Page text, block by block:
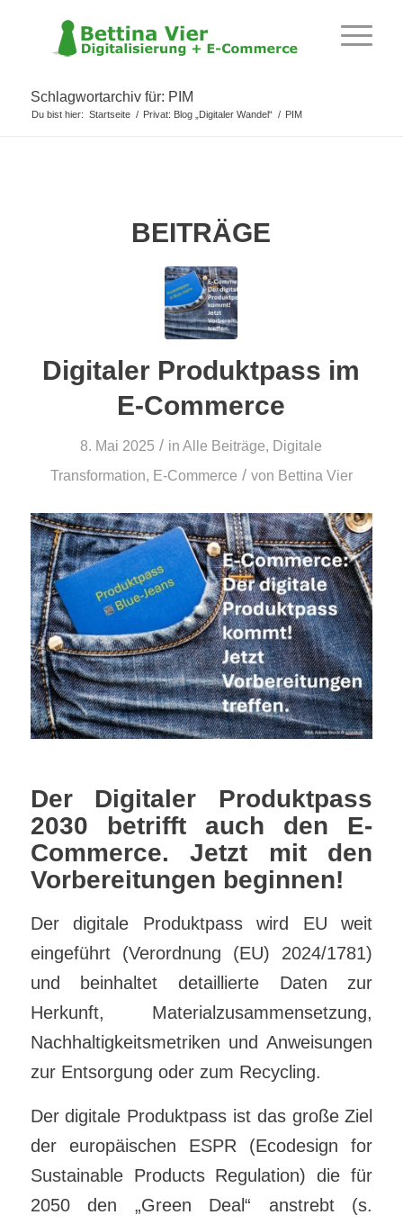
Schlagwortarchiv für: PIM
Du bist hier: Startseite / Privat: Blog „Digitaler Wandel“ / PIM
BEITRÄGE
Digitaler Produktpass im
E-Commerce
8. Mai 2025 / inAlle Beiträge, Digitale
Transformation, E-Commerce / von Bettina Vier
Der Digitaler Produktpass
2030 betrifft auch den E-
Commerce. Jetzt mit den
Vorbereitungen beginnen!
Der digitale Produktpass wird EU weit
eingeführt (Verordnung (EU) 2024/1781)
und beinhaltet detaillierte Daten zur
Herkunft, Materialzusammensetzung,
Nachhaltigkeitsmetriken und Anweisungen
zur Entsorgung oder zum Recycling.
Der digitale Produktpass ist das große Ziel
der europäischen ESPR (Ecodesign for
Sustainable Products Regulation) die für
2050 den „Green Deal“ anstrebt (s.